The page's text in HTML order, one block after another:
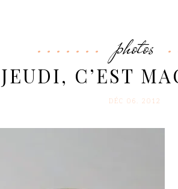
photos
C’EST
DÉC 06. 2012